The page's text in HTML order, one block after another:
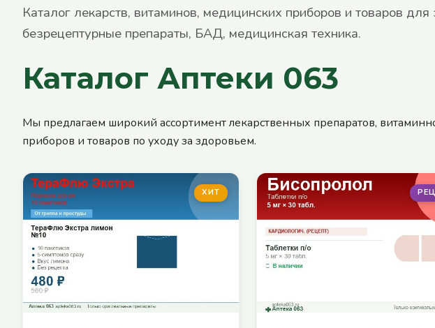
Каталог лекарств, витаминов, медицинских приборов и товаров
безрецептурные препараты, БАД, медицинская техника.
Каталог Аптеки 063
Мы предлагаем широкий ассортимент лекарственных препаратов,
приборов и товаров по уходу за здоровьем.
ХИТ